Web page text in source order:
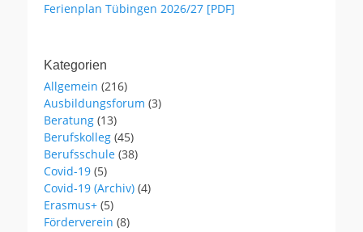
Ferienplan Tübingen 2026/27 [PDF]
Kategorien
Allgemein (216)
Ausbildungsforum (3)
Beratung (13)
Berufskolleg (45)
Berufsschule (38)
Covid-19 (5)
Covid-19 (Archiv) (4)
Erasmus+ (5)
Förderverein (8)